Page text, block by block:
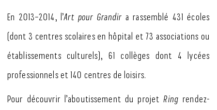
En 2013–2014, l’Art pour Grandir a rassemblé 431 écoles
(dont 3 centres scolaires en hôpital et 73 associations ou
établissements culturels), 61 collèges dont 4 lycées
professionnels et 140 centres de loisirs.
Pour découvrir l’aboutissement du projetRing rendez-